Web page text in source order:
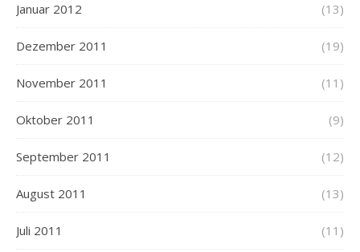
Januar 2012 (13)
Dezember 2011 (19)
November 2011 (11)
Oktober 2011 (9)
September 2011 (12)
August 2011 (13)
Juli 2011 (11)